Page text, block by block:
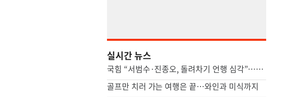
실시간 뉴스
국힘 “서범수·진종오, 돌려차기 언행 심각”…윤리위 징계 절차 착수
골프만 치러 가는 여행은 끝…와인과 미식까지